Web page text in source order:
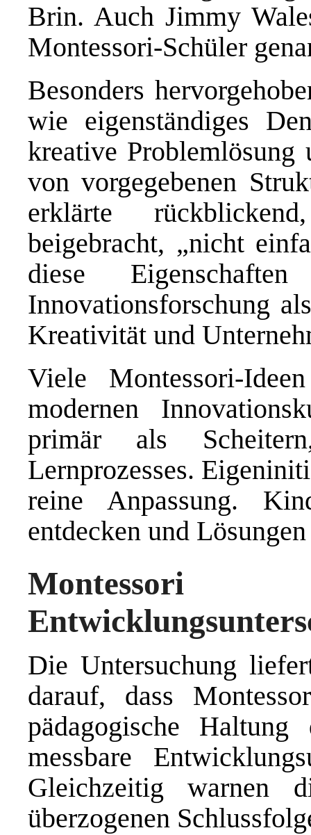
Brin. Auch Jimmy
Montessori-Schüler
Besonders
wie eigenständiges
kreative Problemlösung
von vorgegebenen
erklärte
beigebracht, „nicht
diese
Innovationsforschung
Kreativität und
Viele Montessori-
modernen
primär als
Lernprozesses.
reine Anpassung.
entdecken und
Montessori
Die Untersuchung
darauf, dass
pädagogische
messbare
Gleichzeitig warnen
überzogenen